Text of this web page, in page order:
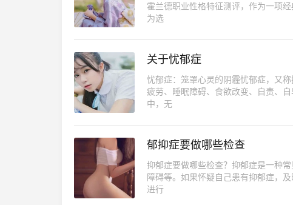
霍兰德职业性格特征测评，作为一项
为选
关于忧郁症
忧郁症：笼罩心灵的阴霾忧郁症，又
疲劳、睡眠障碍、食欲改变、自责、
中，无
郁抑症要做哪些检查
抑郁症要做哪些检查？抑郁症是一种
障碍等。如果怀疑自己患有抑郁症，
进行